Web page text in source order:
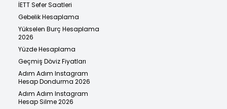
İETT Sefer Saatleri
Gebelik Hesaplama
Yükselen Burç Hesaplama
2026
Yüzde Hesaplama
Geçmiş Döviz Fiyatları
Adım Adım Instagram
Hesap Dondurma 2026
Adım Adım Instagram
Hesap Silme 2026